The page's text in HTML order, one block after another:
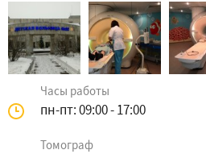
Часы работы
пн-пт: 09:00 - 17:00
Томограф